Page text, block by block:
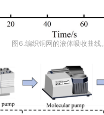
图6.编织铜网的液体吸收曲线。